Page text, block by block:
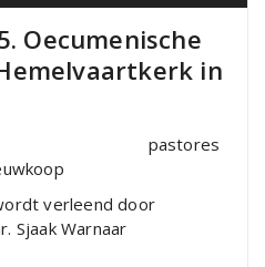
Oecumenische
in
zijn: pastores
verleend door
Sjaak Warnaar